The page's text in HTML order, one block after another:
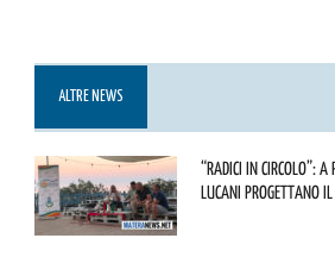
ALTRE NEWS
“Radici in Circolo”:
lucani progettano il